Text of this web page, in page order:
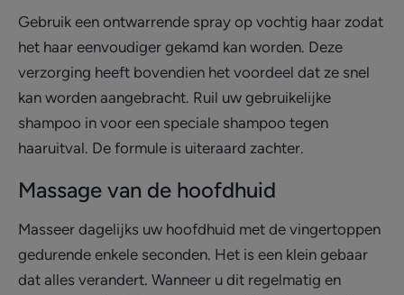
Gebruik een ontwarrende spray op vochtig haar zodat
het haar eenvoudiger gekamd kan worden. Deze
verzorging heeft bovendien het voordeel dat ze snel
kan worden aangebracht. Ruil uw gebruikelijke
shampoo in voor een speciale shampoo tegen
haaruitval. De formule is uiteraard zachter.
Massage van de hoofdhuid
Masseer dagelijks uw hoofdhuid met de vingertoppen
gedurende enkele seconden. Het is een klein gebaar
dat alles verandert. Wanneer u dit regelmatig en